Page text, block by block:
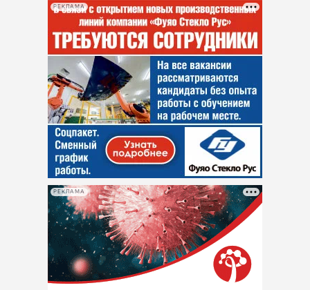
РЕКЛАМА
РЕКЛАМА